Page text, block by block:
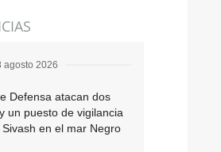
agosto 2026
Defensa atacan dos
un puesto de vigilancia
en el mar Negro